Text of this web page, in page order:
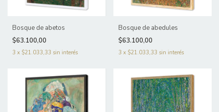
Bosque de abetos
$63.100,00
3 x $21.033,33 sin interés
Bosque de abedules
$63.100,00
3 x $21.033,33 sin interés